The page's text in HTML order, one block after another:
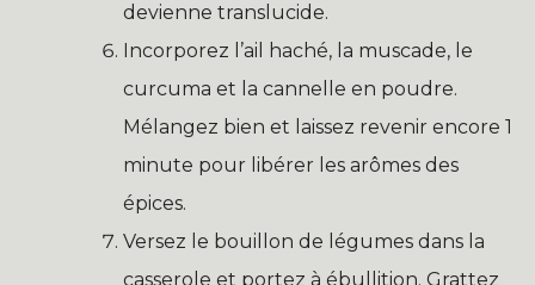
devienne translucide.
Incorporez l’ail haché, la muscade, le
curcuma et la cannelle en poudre.
Mélangez bien et laissez revenir encore 1
minute pour libérer les arômes des
épices.
Versez le bouillon de légumes dans la
casserole et portez à ébullition. Grattez